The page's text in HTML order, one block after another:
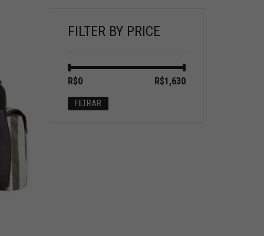
FILTER BY PRICE
Preço
Preço
FILTRAR
Preço:
R$0 R$1,630